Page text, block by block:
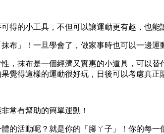
得的小工具，不但可以讓運動更有趣，也能
」！一旦學會了，做家事時也可以一邊運
，抹布是一個經濟又實惠的小道具，可以
覺得這樣的運動很好玩，日後可以考慮真正
常有幫助的簡單運動！
的活動呢？就是你的「腳ㄚ子」！你的每